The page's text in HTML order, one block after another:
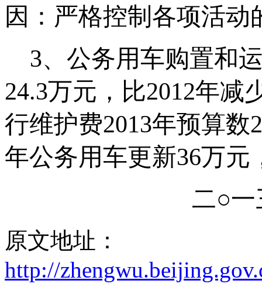
因：严格控制各项活动
3、公务用车购置和
24.3万元，比2012年减
行维护费2013年预算数
年公务用车更新36万元
二○一
原文地址：
http://